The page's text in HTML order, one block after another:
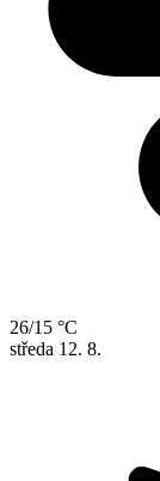
26/15 °C
středa 12. 8.